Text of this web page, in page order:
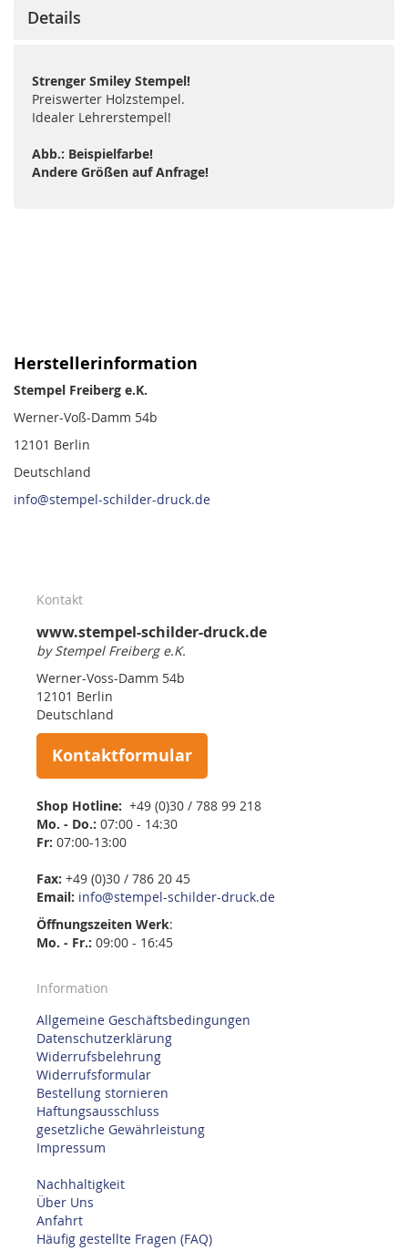
Details
Strenger Smiley Stempel!
Preiswerter Holzstempel.
Idealer Lehrerstempel!
Abb.: Beispielfarbe!
Andere Größen auf Anfrage!
Herstellerinformation
Stempel Freiberg e.K.
Werner-Voß-Damm 54b
12101 Berlin
Deutschland
info@stempel-schilder-druck.de
Kontakt
www.stempel-schilder-druck.de
by Stempel Freiberg e.K.
Werner-Voss-Damm 54b
12101 Berlin
Deutschland
Kontaktformular
Shop Hotline: +49 (0)30 / 788 99 218
Mo. - Do.: 07:00 - 14:30
Fr: 07:00-13:00
Fax: +49 (0)30 / 786 20 45
Email: info@stempel-schilder-druck.de
Öffnungszeiten Werk:
Mo. - Fr.: 09:00 - 16:45
Information
Allgemeine Geschäftsbedingungen
Datenschutzerklärung
Widerrufsbelehrung
Widerrufsformular
Bestellung stornieren
Haftungsausschluss
gesetzliche Gewährleistung
Impressum
Nachhaltigkeit
Über Uns
Anfahrt
Häufig gestellte Fragen (FAQ)